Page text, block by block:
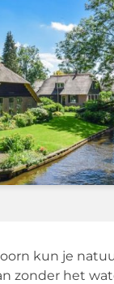
kun je
zonder het